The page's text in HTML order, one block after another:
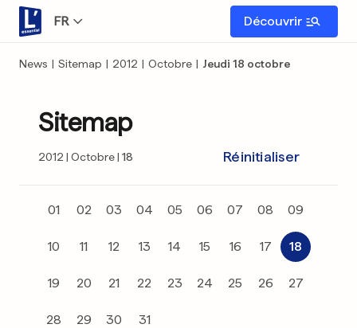
FR Découvrir
News | Sitemap | 2012 | Octobre | Jeudi 18 octobre
Sitemap
2012 Octobre 18 Réinitialiser
01 02 03 04 05 06 07 08 09
10 11 12 13 14 15 16 17 18
19 20 21 22 23 24 25 26 27
28 29 30 31